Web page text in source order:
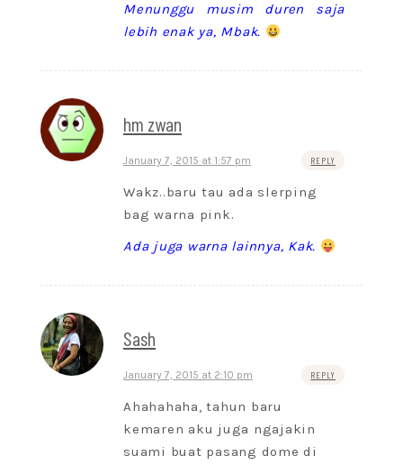
Menunggu musim duren saja
lebih enak ya, Mbak.
hm zwan
January 7, 2015 at 1:57 pm REPLY
Wakz..baru tau ada slerping
bag warna pink.
Ada juga warna lainnya, Kak.
Sash
January 7, 2015 at 2:10 pm REPLY
Ahahahaha, tahun baru
kemaren aku juga ngajakin
suami buat pasang dome di